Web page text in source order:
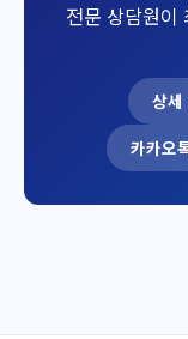
전문 상담원이
상세
카카오